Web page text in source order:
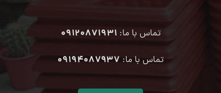
تماس با ما:09120871931
تماس با ما: ۰۹۱۹۴۰۸۷۹۳۷